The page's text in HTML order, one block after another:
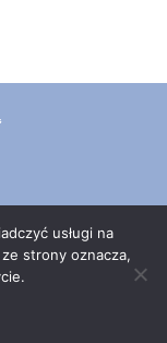
usługi na
strony oznacza,